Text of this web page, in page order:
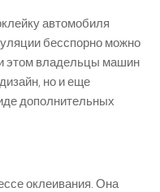
автомобиля
бесспорно можно
этом владельцы машин
но и еще
дополнительных
оклеивания. Она